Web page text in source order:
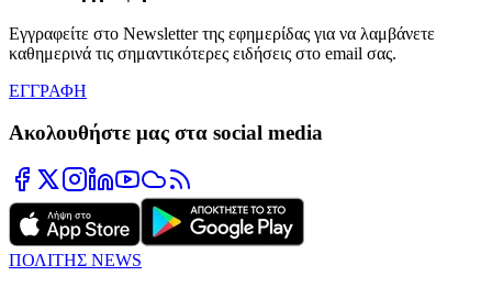
Εγγραφείτε στο Newsletter της εφημερίδας για να λαμβάνετε
καθημερινά τις σημαντικότερες ειδήσεις στο email σας.
ΕΓΓΡΑΦΗ
Ακολουθήστε μας στα social media
ΠΟΛΙΤΗΣ NEWS